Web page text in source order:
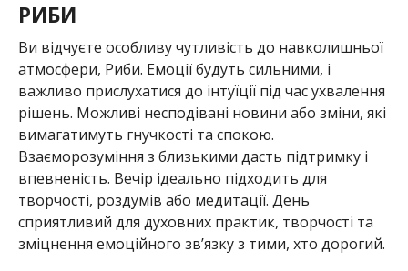
РИБИ
Ви відчуєте особливу чутливість до навколишньої
атмосфери, Риби. Емоції будуть сильними, і
важливо прислухатися до інтуїції під час ухвалення
рішень. Можливі несподівані новини або зміни, які
вимагатимуть гнучкості та спокою.
Взаєморозуміння з близькими дасть підтримку і
впевненість. Вечір ідеально підходить для
творчості, роздумів або медитації. День
сприятливий для духовних практик, творчості та
зміцнення емоційного зв’язку з тими, хто дорогий.